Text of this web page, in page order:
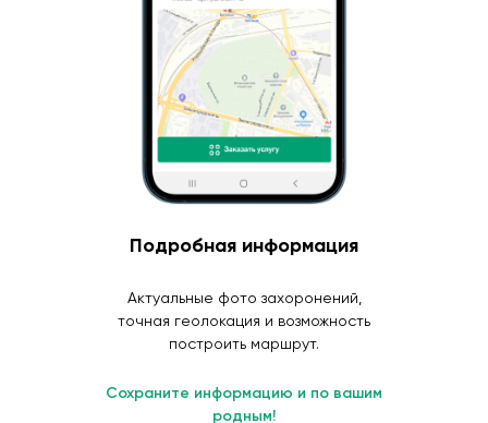
Подробная информация
Актуальные фото захоронений,
точная геолокация и возможность
построить маршрут.
Сохраните информацию и по вашим
родным!